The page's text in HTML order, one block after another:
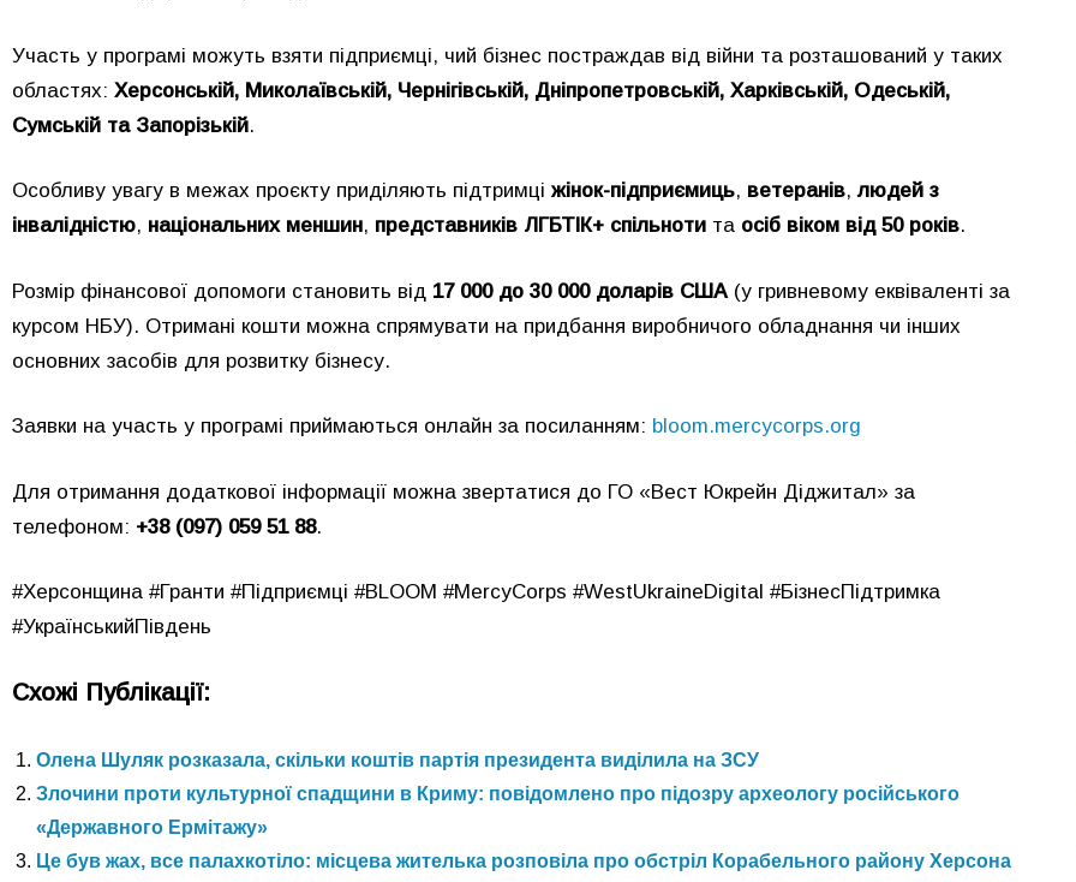
Участь у програмі можуть взяти підприємці, чий бізнес постраждав від війни та розташований у таких
областях: Херсонській, Миколаївській, Чернігівській, Дніпропетровській, Харківській, Одеській,
Сумській та Запорізькій.
Особливу увагу в межах проєкту приділяють підтримці жінок-підприємиць, ветеранів,людей з
інвалідністю, національних меншин, представників ЛГБТІК+ спільноти та осіб віком від 50 років.
Розмір фінансової допомоги становить від 17 000 до 30 000 доларів США(у гривневому еквіваленті за
курсом НБУ). Отримані кошти можна спрямувати на придбання виробничого обладнання чи інших
основних засобів для розвитку бізнесу.
Заявки на участь у програмі приймаються онлайн за посиланням: bloom.mercycorps.org
Для отримання додаткової інформації можна звертатися до ГО «Вест Юкрейн Діджитал» за
телефоном: +38 (097) 059 51 88.
#Херсонщина #Гранти #Підприємці #BLOOM #MercyCorps #WestUkraineDigital #БізнесПідтримка
#УкраїнськийПівдень
Схожі Публікації:
Олена Шуляк розказала, скільки коштів партія президента виділила на ЗСУ
Злочини проти культурної спадщини в Криму: повідомлено про підозру археологу російського
«Державного Ермітажу»
Це був жах, все палахкотіло: місцева жителька розповіла про обстріл Корабельного району Херсона